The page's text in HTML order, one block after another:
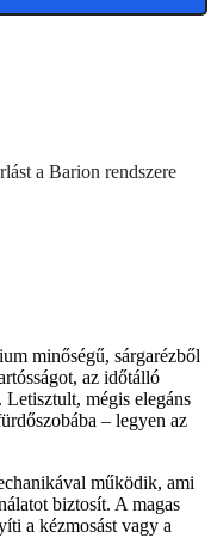
a Barion rendszere
minőségű, sárgarézből
az időtálló
Letisztult, mégis elegáns
– legyen az
működik, ami
biztosít. A magas
a kézmosást vagy a